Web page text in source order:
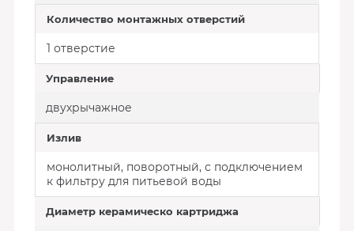
Количество монтажных отверстий
1 отверстие
Управление
двухрычажное
Излив
монолитный, поворотный, с подключением
к фильтру для питьевой воды
Диаметр керамическо картриджа